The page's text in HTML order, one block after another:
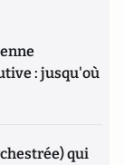
: jusqu'où
qui